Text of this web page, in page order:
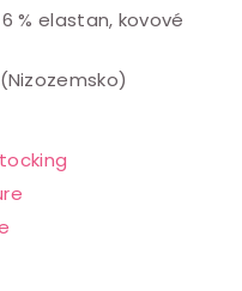
% elastan, kovové